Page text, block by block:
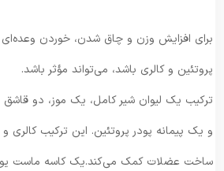
برای افزایش وزن و چاق شدن، خوردن وعده‌ای
پروتئین و کالری باشد، می‌تواند مؤثر باشد.
ترکیب یک لیوان شیر کامل، یک موز، دو قاشق
و یک پیمانه پودر پروتئین. این ترکیب کالری و
ساخت عضلات کمک می‌کند.یک کاسه ماست